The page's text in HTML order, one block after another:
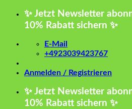
Zum
✨ Jetzt Newsletter
10% Rabatt sichern ✨
E-Mail
+4923039423767
Anmelden / Registrieren
✨ Jetzt Newsletter
10% Rabatt sichern ✨